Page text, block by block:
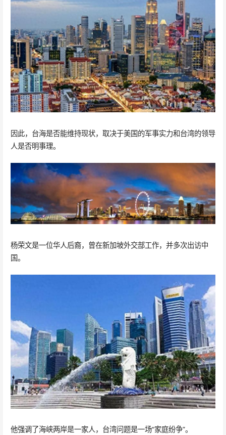
因此，台海是否能维持现状，取决于美国的军事实力和台湾的领导
人是否明事理。
杨荣文是一位华人后裔，曾在新加坡外交部工作，并多次出访中
国。
他强调了海峡两岸是一家人，台湾问题是一场“家庭纷争”。